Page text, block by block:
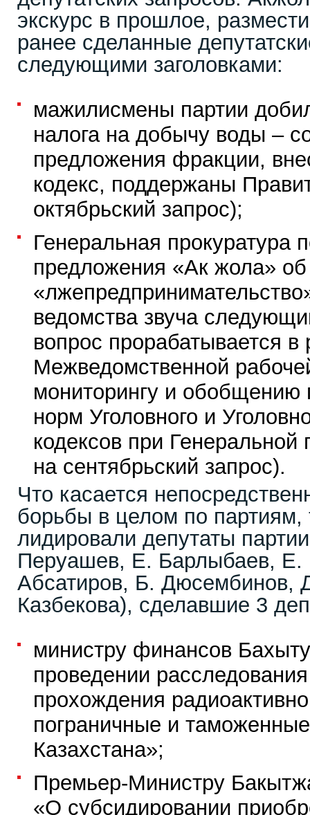
экскурс в прошлое,
ранее сделанные
следующими заголовками:
мажилисмены партии
налога на добычу воды –
предложения фракции,
кодекс, поддержаны
октябрьский запрос);
Генеральная прокуратура
предложения «Ак жола» об
ведомства звуча
вопрос прорабатывается
Межведомственной
мониторингу и обобщению
норм Уголовного и
кодексов при Генеральной
на сентябрьский запрос).
Что касается
борьбы в целом по партиям,
лидировали депутаты
Перуашев, Е. Барлыбаев, Е.
Абсатиров, Б. Дюсембинов,
Казбекова), сделавшие 3
министру финансов
проведении
прохождения
пограничные и
Казахстана»;
Премьер-Министру
«О субсидировании